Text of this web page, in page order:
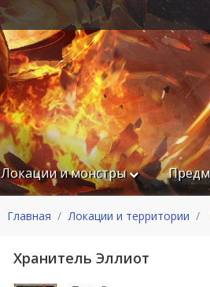
Локации и монстры
Главная Локации и территории
Хранитель Эллиот